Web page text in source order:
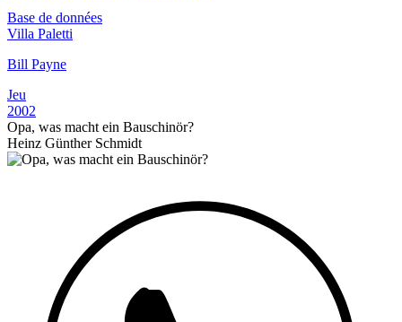
Base de données
Villa Paletti
Bill Payne
Jeu
2002
Opa, was macht ein Bauschinör?
Heinz Günther Schmidt